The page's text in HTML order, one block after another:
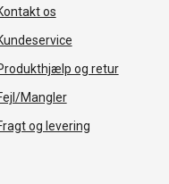
os
og retur
Mangler
og levering